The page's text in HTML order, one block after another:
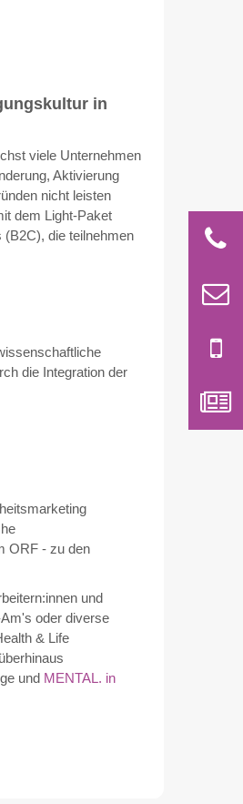
in
viele Unternehmen
Aktivierung
nicht leisten
dem Light-Paket
(B2C), die teilnehmen
die Integration der
ORF - zu den
und
oder diverse
& Life
und MENTAL. in